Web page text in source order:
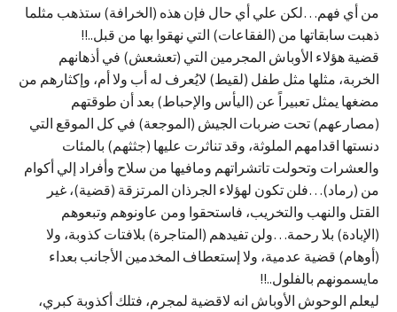
من أي فهم…لكن علي أي حال فإن هذه (الخرافة) ستذهب مثلما
ذهبت سابقاتها من (الفقاعات) التي نهقوا بها من قبل..!!
قضية هؤلاء الأوباش المجرمين التي (تعشعش) في أذهانهم
الخربة، مثلها مثل طفل (لقيط) لايُعرف له أب ولا أم، وإكثارهم من
مضغها يمثل تعبيراً عن (اليأس والإحباط) بعد أن طوقتهم
(مصارعهم) تحت ضربات الجيش (الموجعة) في كل الموقع التي
دنستها اقدامهم الملوثة، وقد تناثرت عليها (جثثهم) بالمئات
والعشرات وتحولت تاتشراتهم ومافيها من سلاح وأفراد إلي أكوام
من (رماد)…فلن تكون لهؤلاء الجرذان المرتزقة (قضية)، غير
القتل والنهب والتخريب، فاستحقوا ومن عاونوهم وتبعوهم
(الإبادة) بلا رحمة…ولن تفيدهم (المتاجرة) بلافتات كذوبة، ولا
(أوهام) قضية عدمية، ولا إستعطاف المخدمين الأجانب بعداء
مايسمونهم بالفلول..!!
ليعلم الوحوش الأوباش انه لاقضية لمجرم، فتلك أكذوبة كبري،